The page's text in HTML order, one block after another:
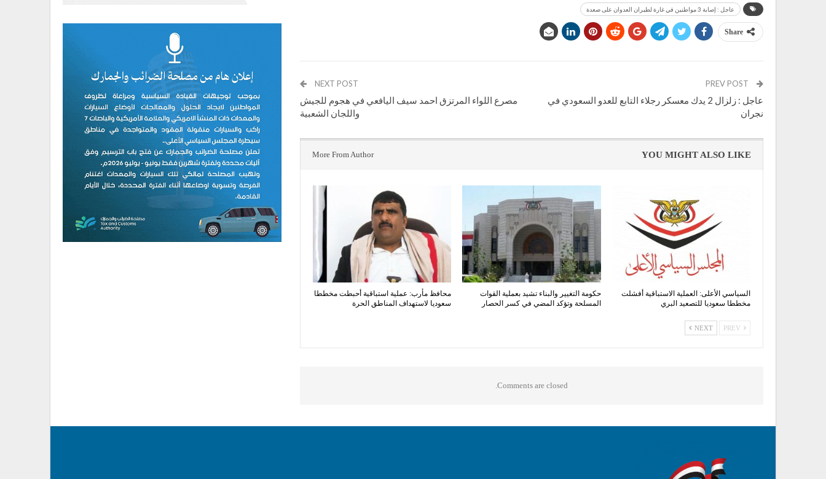
عاجل : إصابة 3 مواطنين في غارة لطيران العدوان على صعدة
Share
عاجل : زلزال 2 يدك معسكر رجلاء التابع للعدو السعودي في
نجران
NEXT POST
مصرع اللواء المرتزق احمد سيف اليافعي في هجوم للجيش
واللجان الشعبية
YOU MIGHT ALSO LIKE
More From Author
السياسي الأعلى: العملية الاستباقية أفشلت
مخططا سعوديا للتصعيد البري
حكومة التغيير والبناء تشيد بعملية القوات
المسلحة وتؤكد المضي في كسر الحصار
محافظ مأرب: عملية استباقية أحبطت مخططا
سعوديا لاستهداف المناطق الحرة
NEXT
Comments are closed.